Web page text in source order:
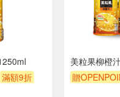
滿額9折
美粒果柳橙
贈